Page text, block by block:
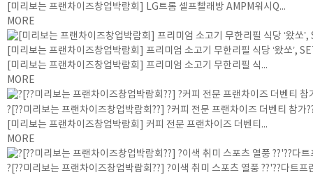
[미리보는 프랜차이즈창업박람회] LG트롬 셀프빨래방 AMPM워시Q...
MORE
[미리보는 프랜차이즈창업박람회] 프리미엄 소고기 무한리필 식당 ‘왔쏘’,
[미리보는 프랜차이즈창업박람회] 프리미엄 소고기 무한리필 식...
MORE
?[??미리보는 프랜차이즈창업박람회??] ?커피 전문 프랜차이즈 더벤티 참가
[미리보는 프랜차이즈창업박람회] 커피 전문 프랜차이즈 더벤티...
MORE
?[??미리보는 프랜차이즈창업박람회??] ?이색 취미 스포츠 열풍 ??'??다트프